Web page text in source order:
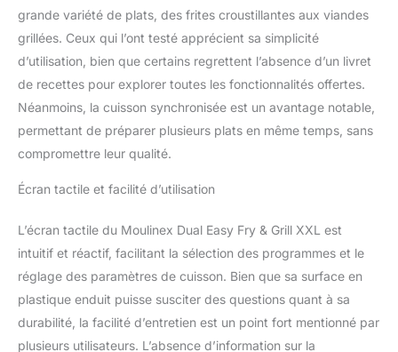
grande variété de plats, des frites croustillantes aux viandes
grillées. Ceux qui l’ont testé apprécient sa simplicité
d’utilisation, bien que certains regrettent l’absence d’un livret
de recettes pour explorer toutes les fonctionnalités offertes.
Néanmoins, la cuisson synchronisée est un avantage notable,
permettant de préparer plusieurs plats en même temps, sans
compromettre leur qualité.
Écran tactile et facilité d’utilisation
L’écran tactile du Moulinex Dual Easy Fry & Grill XXL est
intuitif et réactif, facilitant la sélection des programmes et le
réglage des paramètres de cuisson. Bien que sa surface en
plastique enduit puisse susciter des questions quant à sa
durabilité, la facilité d’entretien est un point fort mentionné par
plusieurs utilisateurs. L’absence d’information sur la